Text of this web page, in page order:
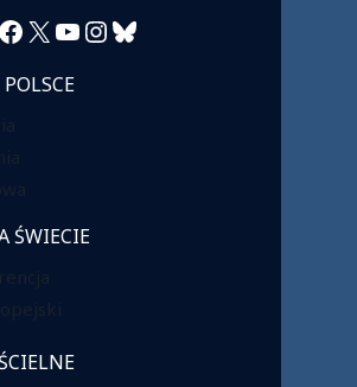
Facebook
X YouTube
Instagram
Bluesky
ŚWIECIE